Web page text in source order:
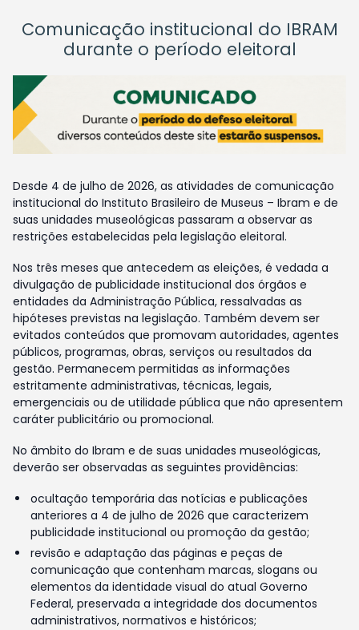
Comunicação institucional do IBRAM
durante o período eleitoral
Desde 4 de julho de 2026, as atividades de comunicação
institucional do Instituto Brasileiro de Museus – Ibram e de
suas unidades museológicas passaram a observar as
restrições estabelecidas pela legislação eleitoral.
Nos três meses que antecedem as eleições, é vedada a
divulgação de publicidade institucional dos órgãos e
entidades da Administração Pública, ressalvadas as
hipóteses previstas na legislação. Também devem ser
evitados conteúdos que promovam autoridades, agentes
públicos, programas, obras, serviços ou resultados da
gestão. Permanecem permitidas as informações
estritamente administrativas, técnicas, legais,
emergenciais ou de utilidade pública que não apresentem
caráter publicitário ou promocional.
No âmbito do Ibram e de suas unidades museológicas,
deverão ser observadas as seguintes providências:
ocultação temporária das notícias e publicações
anteriores a 4 de julho de 2026 que caracterizem
publicidade institucional ou promoção da gestão;
revisão e adaptação das páginas e peças de
comunicação que contenham marcas, slogans ou
elementos da identidade visual do atual Governo
Federal, preservada a integridade dos documentos
administrativos, normativos e históricos;